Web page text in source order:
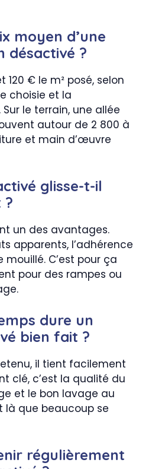
moyen d’une
désactivé ?
€ le m² posé, selon
choisie et la
le terrain, une allée
autour de 2 800 à
et main d’œuvre
glisse-t-il
?
un des avantages.
apparents, l’adhérence
C’est pour ça
pour des rampes ou
dure un
bien fait ?
il tient facilement
clé, c’est la qualité du
et le bon lavage au
là que beaucoup se
régulièrement